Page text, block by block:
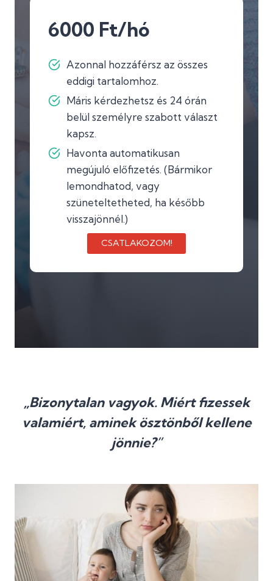
6000 Ft/hó
Azonnal hozzáférsz az összes
eddigi tartalomhoz.
Máris kérdezhetsz és 24 órán
belül személyre szabott választ
kapsz.
Havonta automatikusan
megújuló előfizetés. (Bármikor
lemondhatod, vagy
szüneteltetheted, ha később
visszajönnél.)
CSATLAKOZOM!
„Bizonytalan vagyok. Miért fizessek
valamiért, aminek ösztönből kellene
jönnie?”